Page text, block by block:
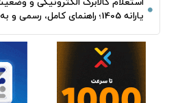
استعلام کالابرگ الکترونیکی و
یارانه 1405؛ راهنمای کامل، رسمی و به‌روز